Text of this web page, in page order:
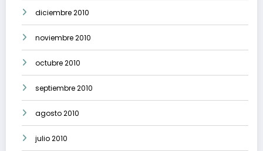
diciembre 2010
noviembre 2010
octubre 2010
septiembre 2010
agosto 2010
julio 2010